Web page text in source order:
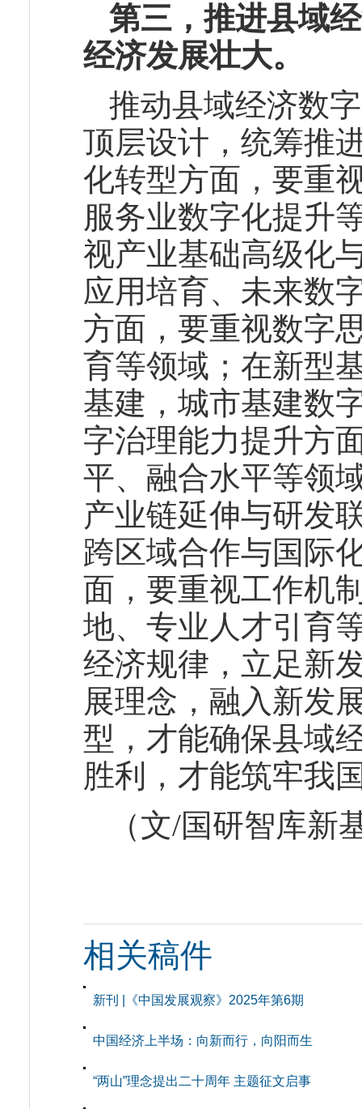
第三，推进县域
经济发展壮大。
推动县域经济数
顶层设计，统筹推
化转型方面，要重
服务业数字化提升
视产业基础高级化
应用培育、未来数
方面，要重视数字
育等领域；在新型
基建，城市基建数
字治理能力提升方
平、融合水平等领
产业链延伸与研发
跨区域合作与国际
面，要重视工作机
地、专业人才引育
经济规律，立足新
展理念，融入新发
型，才能确保县域
胜利，才能筑牢我
（文/国研智库新
相关稿件
新刊 |《中国发展观察》2025年第6期
中国经济上半场：向新而行，向阳而生
“两山”理念提出二十周年 主题征文启事